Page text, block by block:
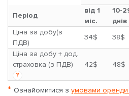
Період
від 1
міс.
10-
днів
Ціна за добу(з
ПДВ)
34$ 38$
Ціна за добу + дод.
страховка (з ПДВ)
?
42$ 48$
* Ознайомитися з умовами